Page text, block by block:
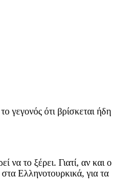
γεγονός ότι βρίσκεται ήδη
να το ξέρει. Γιατί, αν και ο
στα Ελληνοτουρκικά, για τα